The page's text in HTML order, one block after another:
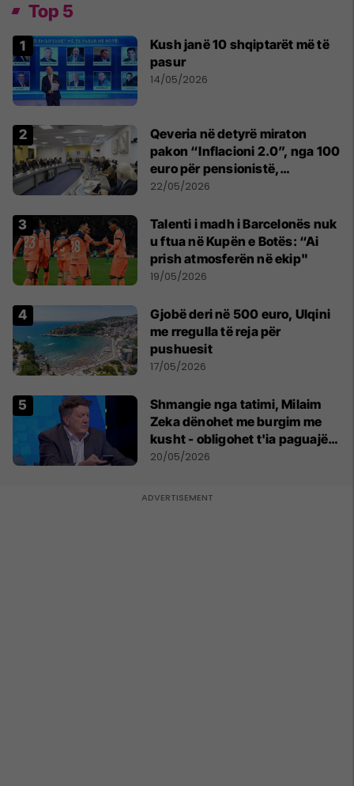
Top 5
Kush janë 10 shqiptarët më të
pasur
14/05/2026
Qeveria në detyrë miraton
pakon “Inflacioni 2.0”, nga 100
euro për pensionistë,
punëtorët privat, fëmijë dhe
22/05/2026
Talenti i madh i Barcelonës nuk
u ftua në Kupën e Botës: “Ai
prish atmosferën në ekip"
19/05/2026
Gjobë deri në 500 euro, Ulqini
me rregulla të reja për
pushuesit
17/05/2026
Shmangie nga tatimi, Milaim
Zeka dënohet me burgim me
kusht - obligohet t'ia paguajë
ATK-së 81 mijë euro
20/05/2026